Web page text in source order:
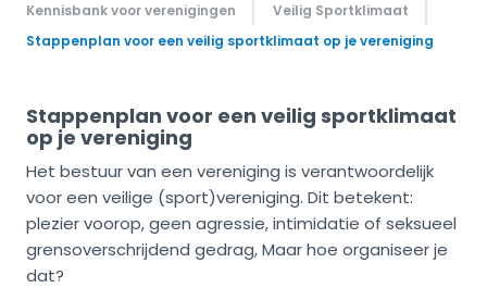
Kennisbank voor verenigingen
Veilig Sportklimaat
Stappenplan voor een veilig sportklimaat op je vereniging
Stappenplan voor een veilig sportklimaat
op je vereniging
Het bestuur van een vereniging is verantwoordelijk
voor een veilige (sport)vereniging. Dit betekent:
plezier voorop, geen agressie, intimidatie of seksueel
grensoverschrijdend gedrag, Maar hoe organiseer je
dat?